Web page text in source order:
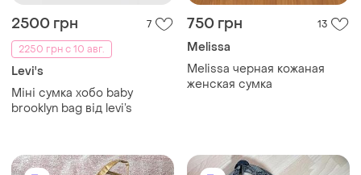
2500 грн
7
2250 грн с 10 авг.
Levi's
Міні сумка хобо baby
brooklyn bag від levi’s
750 грн 13
Melissa
Melissa черная кожаная
женская сумка